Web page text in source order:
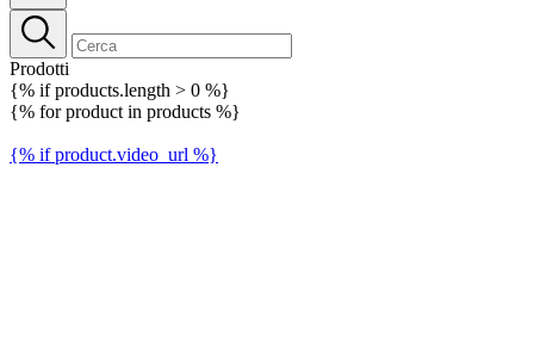
Prodotti
{% if products.length > 0 %}
{% for product in products %}
{% if product.video_url %}